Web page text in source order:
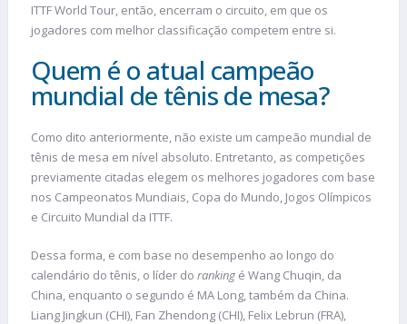
ITTF World Tour, então, encerram o circuito, em que os
jogadores com melhor classificação competem entre si.
Quem é o atual campeão
mundial de tênis de mesa?
Como dito anteriormente, não existe um campeão mundial de
tênis de mesa em nível absoluto. Entretanto, as competições
previamente citadas elegem os melhores jogadores com base
nos Campeonatos Mundiais, Copa do Mundo, Jogos Olímpicos
e Circuito Mundial da ITTF.
Dessa forma, e com base no desempenho ao longo do
calendário do tênis, o líder do ranking é Wang Chuqin, da
China, enquanto o segundo é MA Long, também da China.
Liang Jingkun (CHI), Fan Zhendong (CHI), Felix Lebrun (FRA),